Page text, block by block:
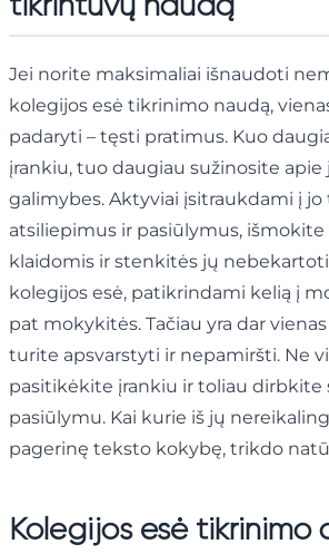
Jei norite maksimaliai išnaudoti
kolegijos esė tikrinimo naudą,
padaryti – tęsti pratimus. Kuo
įrankiu, tuo daugiau sužinosite apie
galimybes. Aktyviai įsitraukdami į
atsiliepimus ir pasiūlymus,
klaidomis ir stenkitės jų
kolegijos esė, patikrindami kelią į
pat mokykitės. Tačiau yra dar
turite apsvarstyti ir nepamiršti. Ne
pasitikėkite įrankiu ir toliau dirbkite
pasiūlymu. Kai kurie iš jų
pagerinę teksto kokybę, trikdo
Kolegijos esė tikrinimo